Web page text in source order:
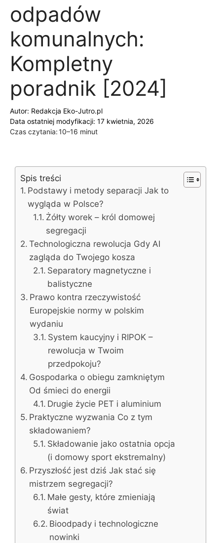
odpadów
komunalnych:
Kompletny
poradnik [2024]
Autor: Redakcja Eko-Jutro.pl
Data ostatniej modyfikacji: 17 kwietnia, 2026
Czas czytania:10–16 minut
Spis treści
Podstawy i metody separacji Jak to
wygląda w Polsce?
Żółty worek – król domowej
segregacji
Technologiczna rewolucja Gdy AI
zagląda do Twojego kosza
Separatory magnetyczne i
balistyczne
Prawo kontra rzeczywistość
Europejskie normy w polskim
wydaniu
System kaucyjny i RIPOK –
rewolucja w Twoim
przedpokoju?
Gospodarka o obiegu zamkniętym
Od śmieci do energii
Drugie życie PET i aluminium
Praktyczne wyzwania Co z tym
składowaniem?
Składowanie jako ostatnia opcja
(i domowy sport ekstremalny)
Przyszłość jest dziś Jak stać się
mistrzem segregacji?
Małe gesty, które zmieniają
świat
Bioodpady i technologiczne
nowinki